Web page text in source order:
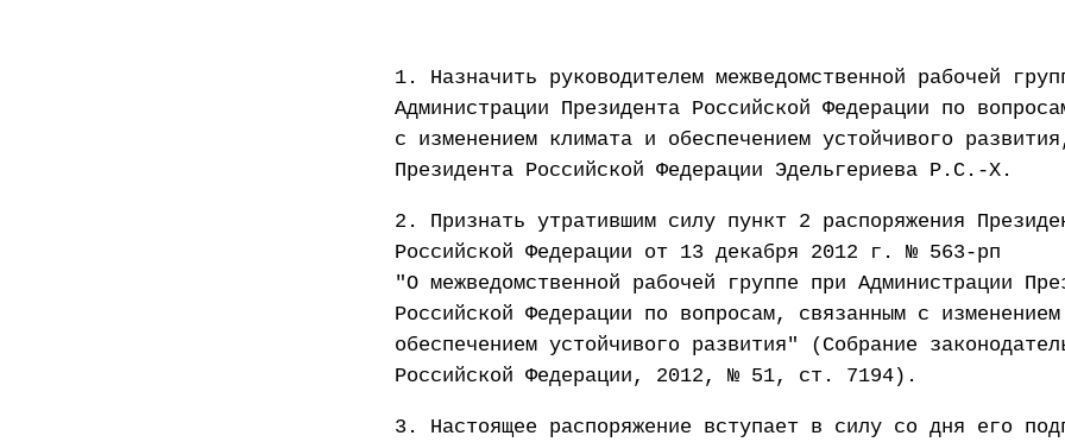
1. Назначить руководителем межведомственной рабочей
Администрации Президента Российской Федерации по
с изменением климата и обеспечением устойчивого
Президента Российской Федерации Эдельгериева Р.С.-Х.
2. Признать утратившим силу пункт 2 распоряжения
Российской Федерации от 13 декабря 2012 г. № 563-рп
"О межведомственной рабочей группе при Администрации
Российской Федерации по вопросам, связанным с
обеспечением устойчивого развития" (Собрание
Российской Федерации, 2012, № 51, ст. 7194).
3. Настоящее распоряжение вступает в силу со дня его